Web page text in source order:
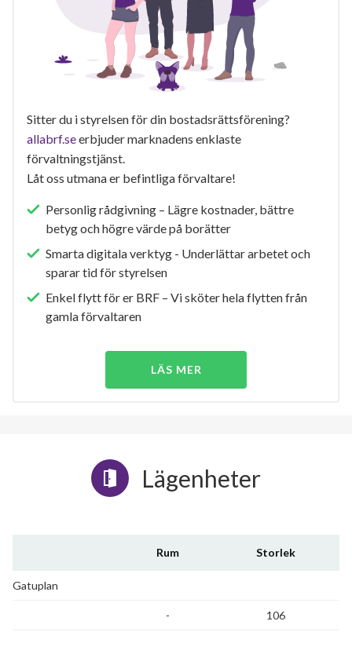
Sitter du i styrelsen för din bostadsrättsförening?
allabrf.seerbjuder marknadens enklaste
förvaltningstjänst.
Låt oss utmana er befintliga förvaltare!
Personlig rådgivning – Lägre kostnader, bättre
betyg och högre värde på borätter
Smarta digitala verktyg - Underlättar arbetet och
sparar tid för styrelsen
Enkel flytt för er BRF – Vi sköter hela flytten från
gamla förvaltaren
LÄS MER
Lägenheter
Rum Storlek
Gatuplan
- 106